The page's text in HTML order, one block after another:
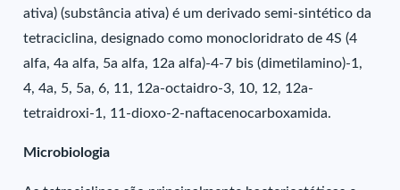
ativa) (substância ativa) é um derivado semi-sintético da
tetraciclina, designado como monocloridrato de 4S (4
alfa, 4a alfa, 5a alfa, 12a alfa)-4-7 bis (dimetilamino)-1,
4, 4a, 5, 5a, 6, 11, 12a-octaidro-3, 10, 12, 12a-
tetraidroxi-1, 11-dioxo-2-naftacenocarboxamida.
Microbiologia